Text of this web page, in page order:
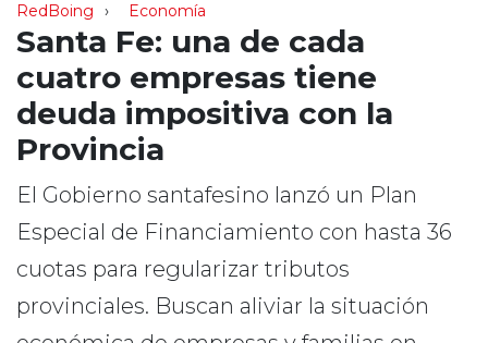
RedBoing Economía
Santa Fe: una de cada
cuatro empresas tiene
deuda impositiva con la
Provincia
El Gobierno santafesino lanzó un Plan
Especial de Financiamiento con hasta 36
cuotas para regularizar tributos
provinciales. Buscan aliviar la situación